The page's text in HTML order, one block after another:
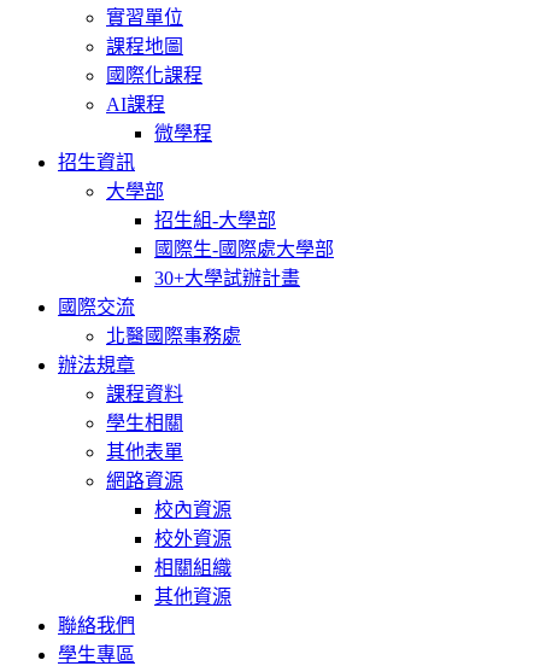
實習單位
課程地圖
國際化課程
AI課程
微學程
招生資訊
大學部
招生組-大學部
國際生-國際處大學部
30+大學試辦計畫
國際交流
北醫國際事務處
辦法規章
課程資料
學生相關
其他表單
網路資源
校內資源
校外資源
相關組織
其他資源
聯絡我們
學生專區